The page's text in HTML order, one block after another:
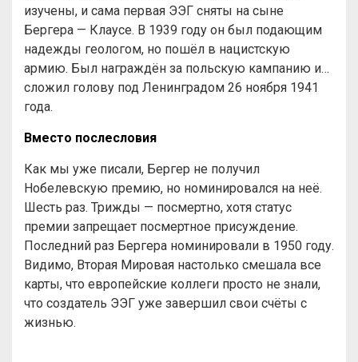
изучены, и сама первая ЭЭГ сняты на сыне
Бергера — Клаусе. В 1939 году он был подающим
надежды геологом, но пошёл в нацистскую
армию. Был награждён за польскую кампанию и…
сложил голову под Ленинградом 26 ноября 1941
года.
Вместо послесловия
Как мы уже писали, Бергер не получил
Нобелевскую премию, но номинировался на неё.
Шесть раз. Трижды — посмертно, хотя статус
премии запрещает посмертное присуждение.
Последний раз Бергера номинировали в 1950 году.
Видимо, Вторая Мировая настолько смешала все
карты, что европейские коллеги просто не знали,
что создатель ЭЭГ уже завершил свои счёты с
жизнью.